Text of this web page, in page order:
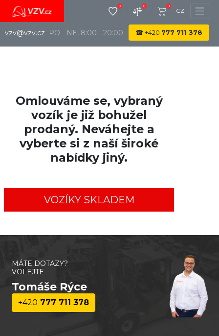
vzv@vzv.cz
0 0 0
CZ
PO - NE, 8:00 - 20:00 ☎+420 777 711 378
Omlouváme se, vybraný
vozík je již bohužel
prodaný. Neváhejte a
vyberte si z naší široké
nabídky jiný.
VOZÍKY SKLADEM
MÁTE DOTAZY?
VOLEJTE
Tomáše Rýce
+420 777 711 378